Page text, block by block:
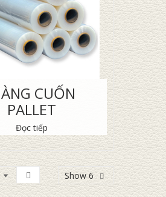
CUỐN
PALLET
Đọc tiếp
Show 6